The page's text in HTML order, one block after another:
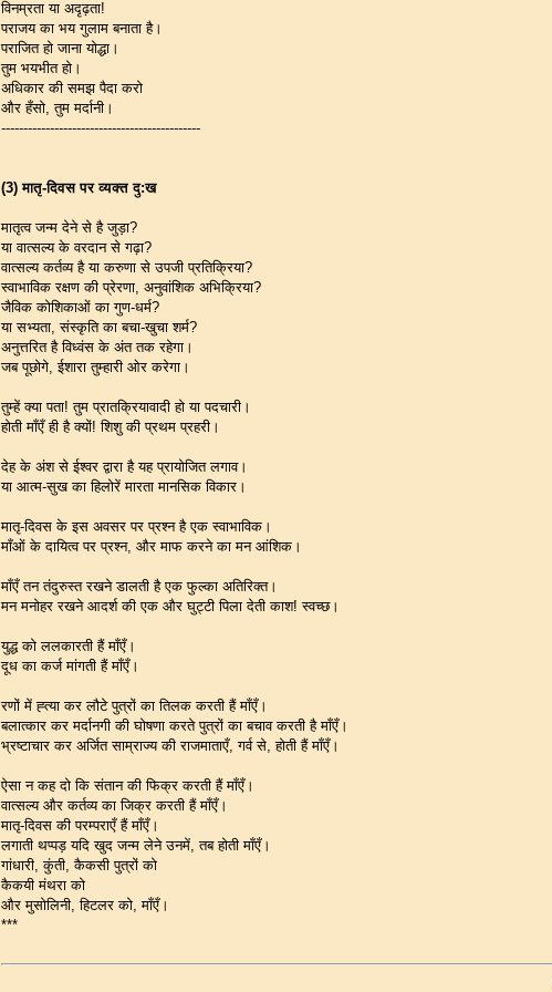
विनम्रता या अदृढ़ता!
पराजय का भय गुलाम बनाता है।
पराजित हो जाना योद्धा।
तुम भयभीत हो।
अधिकार की समझ पैदा करो
और हँसो, तुम मर्दानी।
---------------------------------------------
(3) मातृ-दिवस पर व्यक्त दु:ख
मातृत्व जन्म देने से है जुड़ा?
या वात्सल्य के वरदान से गढ़ा?
वात्सल्य कर्तव्य है या करुणा से उपजी प्रतिक्रिया?
स्वाभाविक रक्षण की प्रेरणा, अनुवांशिक अभिक्रिया?
जैविक कोशिकाओं का गुण-धर्म?
या सभ्यता, संस्कृति का बचा-खुचा शर्म?
अनुत्तरित है विध्वंस के अंत तक रहेगा।
जब पूछोगे, ईशारा तुम्हारी ओर करेगा।
तुम्हें क्या पता! तुम प्रातक्रियावादी हो या पदचारी।
होती माँएँ ही है क्यों! शिशु की प्रथम प्रहरी।
देह के अंश से ईश्वर द्वारा है यह प्रायोजित लगाव।
या आत्म-सुख का हिलोरें मारता मानसिक विकार।
मातृ-दिवस के इस अवसर पर प्रश्न है एक स्वाभाविक।
माँओं के दायित्व पर प्रश्न, और माफ करने का मन आंशिक।
माँएँ तन तंदुरुस्त रखने डालती है एक फुल्का अतिरिक्त।
मन मनोहर रखने आदर्श की एक और घुट्टी पिला देती काश! स्वच्छ।
युद्ध को ललकारती हैं माँएँ।
दूध का कर्ज मांगती हैं माँएँ।
रणों में ह्त्या कर लौटे पुत्रों का तिलक करती हैं माँएँ।
बलात्कार कर मर्दानगी की घोषणा करते पुत्रों का बचाव करती है माँएँ।
भ्रष्टाचार कर अर्जित साम्राज्य की राजमाताएँ, गर्व से, होती हैं माँएँ।
ऐसा न कह दो कि संतान की फिक्र करती हैं माँएँ।
वात्सल्य और कर्तव्य का जिक्र करती हैं माँएँ।
मातृ-दिवस की परम्पराएँ हैं माँएँ।
लगाती थप्पड़ यदि खुद जन्म लेने उनमें, तब होती माँएँ।
गांधारी, कुंती, कैकसी पुत्रों को
कैकयी मंथरा को
और मुसोलिनी, हिटलर को, माँएँ।
***